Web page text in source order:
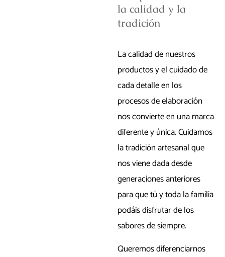
la calidad y la
tradición
La calidad de nuestros
productos y el cuidado de
cada detalle en los
procesos de elaboración
nos convierte en una marca
diferente y única. Cuidamos
la tradición artesanal que
nos viene dada desde
generaciones anteriores
para que tú y toda la familia
podáis disfrutar de los
sabores de siempre.
Queremos diferenciarnos